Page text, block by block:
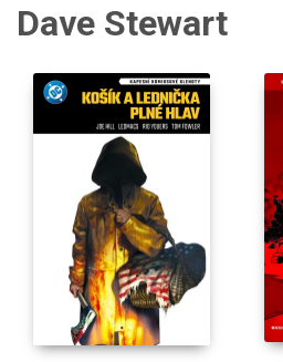
Dave Stewart